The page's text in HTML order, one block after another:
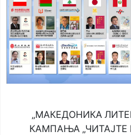
„МАКЕДОНИКА
КАМПАЊА „ЧИТАЈТЕ